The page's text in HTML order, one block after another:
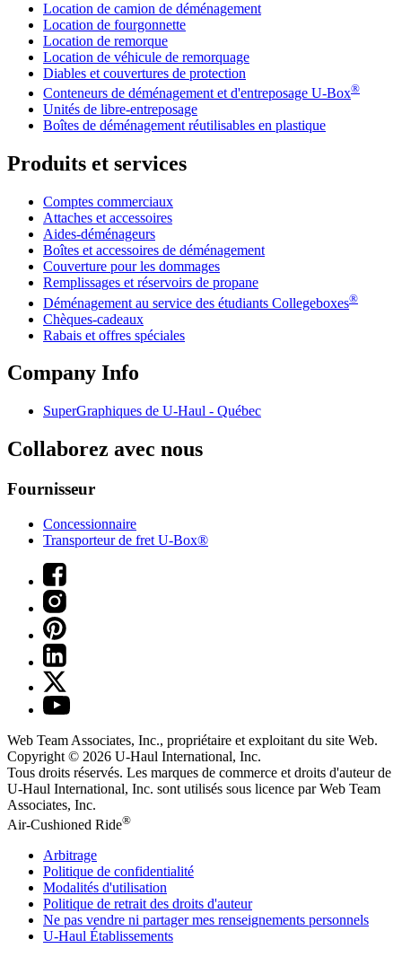
Location de camion de déménagement
Location de fourgonnette
Location de remorque
Location de véhicule de remorquage
Diables et couvertures de protection
Conteneurs de déménagement et d'entreposage U-Box®
Unités de libre-entreposage
Boîtes de déménagement réutilisables en plastique
Produits et services
Comptes commerciaux
Attaches et accessoires
Aides-déménageurs
Boîtes et accessoires de déménagement
Couverture pour les dommages
Remplissages et réservoirs de propane
Déménagement au service des étudiants Collegeboxes®
Chèques-cadeaux
Rabais et offres spéciales
Company Info
SuperGraphiques de U-Haul - Québec
Collaborez avec nous
Fournisseur
Concessionnaire
Transporteur de fret U-Box®
Web Team Associates, Inc., propriétaire et exploitant du site Web.
Copyright © 2026 U-Haul International, Inc.
Tous droits réservés. Les marques de commerce et droits d'auteur de
U-Haul International, Inc. sont utilisés sous licence par Web Team
Associates, Inc.
Air-Cushioned Ride®
Arbitrage
Politique de confidentialité
Modalités d'utilisation
Politique de retrait des droits d'auteur
Ne pas vendre ni partager mes renseignements personnels
U-Haul Établissements